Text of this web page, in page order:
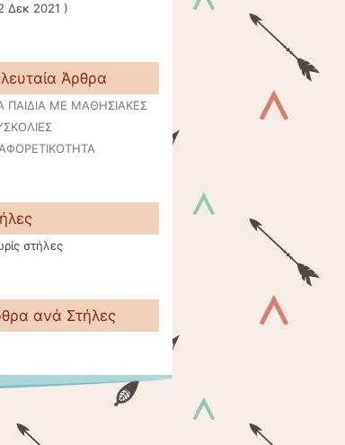
Δεκ 2021 )
Άρθρα
ΠΑΙΔΙΑ ΜΕ ΜΑΘΗΣΙΑΚΕΣ
στήλες
ανά Στήλες